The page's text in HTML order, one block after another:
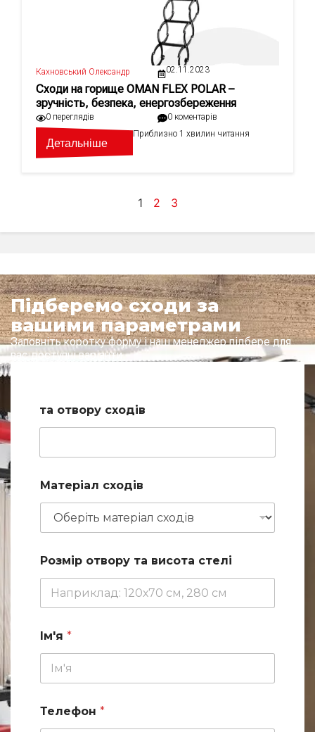
Кахновський Олександр 02.11.2023
Сходи на горище OMAN FLEX POLAR –
зручність, безпека, енергозбереження
0 переглядів 0 коментарів
Детальніше
Приблизно 1 хвилин читання
1 2 3
Підберемо сходи за
вашими параметрами
Заповніть коротку форму і наш менеджер підбере для
вас доступні варіанти
та отвору сходів
Матеріал сходів
Розмір отвору та висота стелі
Ім'я *
Телефон *